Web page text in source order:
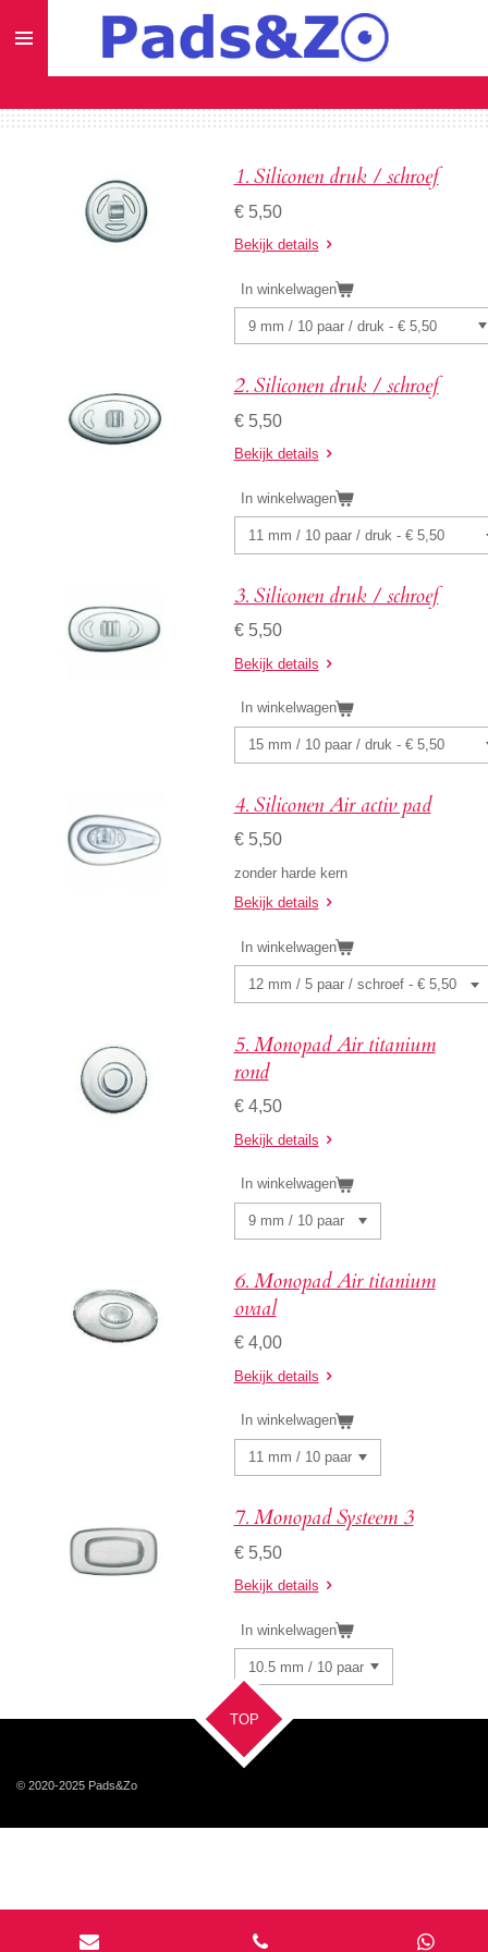
direct
hoofdinhoud
1. Siliconen druk / schroef
€ 5,50
Bekijk details
In winkelwagen
2. Siliconen druk / schroef
€ 5,50
Bekijk details
In winkelwagen
3. Siliconen druk / schroef
€ 5,50
Bekijk details
In winkelwagen
4. Siliconen Air activ pad
€ 5,50
zonder harde kern
Bekijk details
In winkelwagen
5. Monopad Air titanium
rond
€ 4,50
Bekijk details
In winkelwagen
6. Monopad Air titanium
ovaal
€ 4,00
Bekijk details
In winkelwagen
7. Monopad Systeem 3
€ 5,50
Bekijk details
In winkelwagen
TOP
© 2020-2025 Pads&Zo